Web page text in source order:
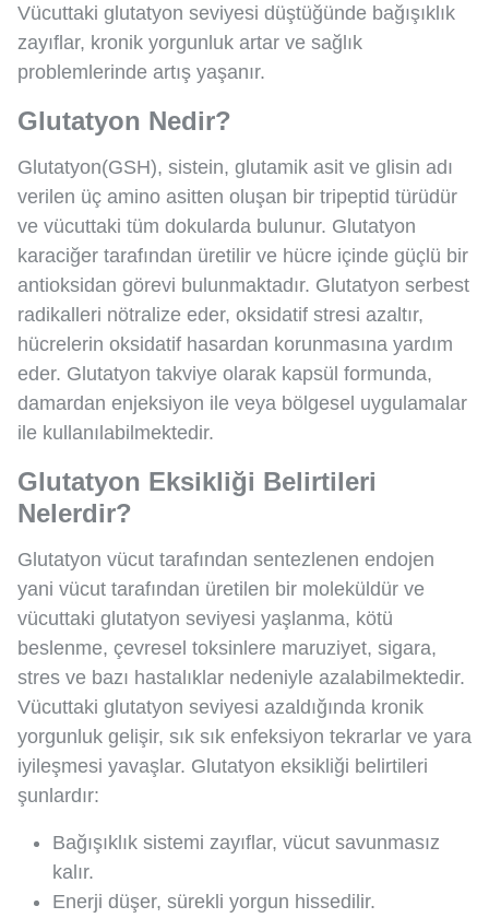
Vücuttaki glutatyon seviyesi düştüğünde bağışıklık
zayıflar, kronik yorgunluk artar ve sağlık
problemlerinde artış yaşanır.
Glutatyon Nedir?
Glutatyon(GSH), sistein, glutamik asit ve glisin adı
verilen üç amino asitten oluşan bir tripeptid türüdür
ve vücuttaki tüm dokularda bulunur. Glutatyon
karaciğer tarafından üretilir ve hücre içinde güçlü bir
antioksidan görevi bulunmaktadır. Glutatyon serbest
radikalleri nötralize eder, oksidatif stresi azaltır,
hücrelerin oksidatif hasardan korunmasına yardım
eder. Glutatyon takviye olarak kapsül formunda,
damardan enjeksiyon ile veya bölgesel uygulamalar
ile kullanılabilmektedir.
Glutatyon Eksikliği Belirtileri
Nelerdir?
Glutatyon vücut tarafından sentezlenen endojen
yani vücut tarafından üretilen bir moleküldür ve
vücuttaki glutatyon seviyesi yaşlanma, kötü
beslenme, çevresel toksinlere maruziyet, sigara,
stres ve bazı hastalıklar nedeniyle azalabilmektedir.
Vücuttaki glutatyon seviyesi azaldığında kronik
yorgunluk gelişir, sık sık enfeksiyon tekrarlar ve yara
iyileşmesi yavaşlar. Glutatyon eksikliği belirtileri
şunlardır:
Bağışıklık sistemi zayıflar, vücut savunmasız
kalır.
Enerji düşer, sürekli yorgun hissedilir.